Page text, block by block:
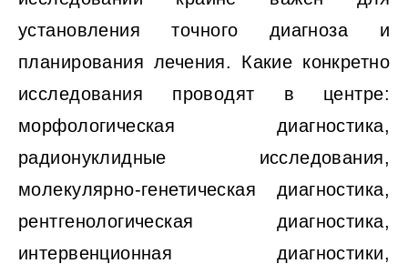
установления точного диагноза и
планирования лечения. Какие конкретно
исследования проводят в центре:
морфологическая диагностика,
радионуклидные исследования,
молекулярно-генетическая диагностика,
рентгенологическая диагностика,
интервенционная диагностики,